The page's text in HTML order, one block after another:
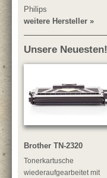
Philips
weitere Hersteller »
Unsere Neuesten!
Brother TN-2320
Tonerkartusche
wiederaufgearbeitet mit